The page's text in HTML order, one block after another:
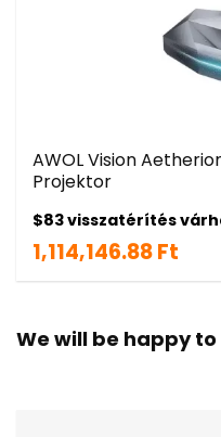
AWOL Vision
Projektor
$83 visszatérítés
1,114,146.88 Ft
We will be happy